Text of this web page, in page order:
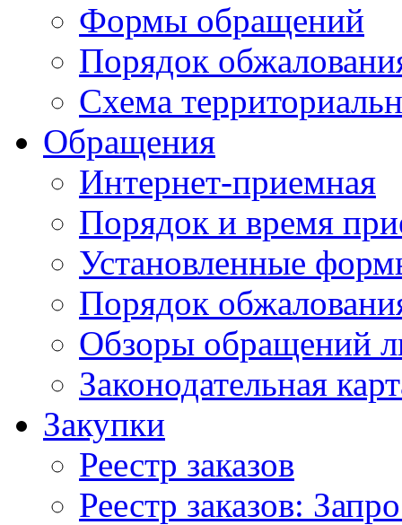
Формы обращений
Порядок
Схема
Обращения
Интернет-приемная
Порядок и время
Установленные
Порядок
Обзоры обращений
Законодательная
Закупки
Реестр заказов
Реестр заказов: